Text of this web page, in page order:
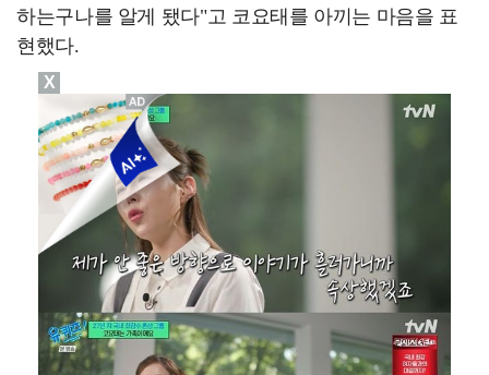
하는구나를 알게 됐다"고 코요태를 아끼는 마음을 표
현했다.
X